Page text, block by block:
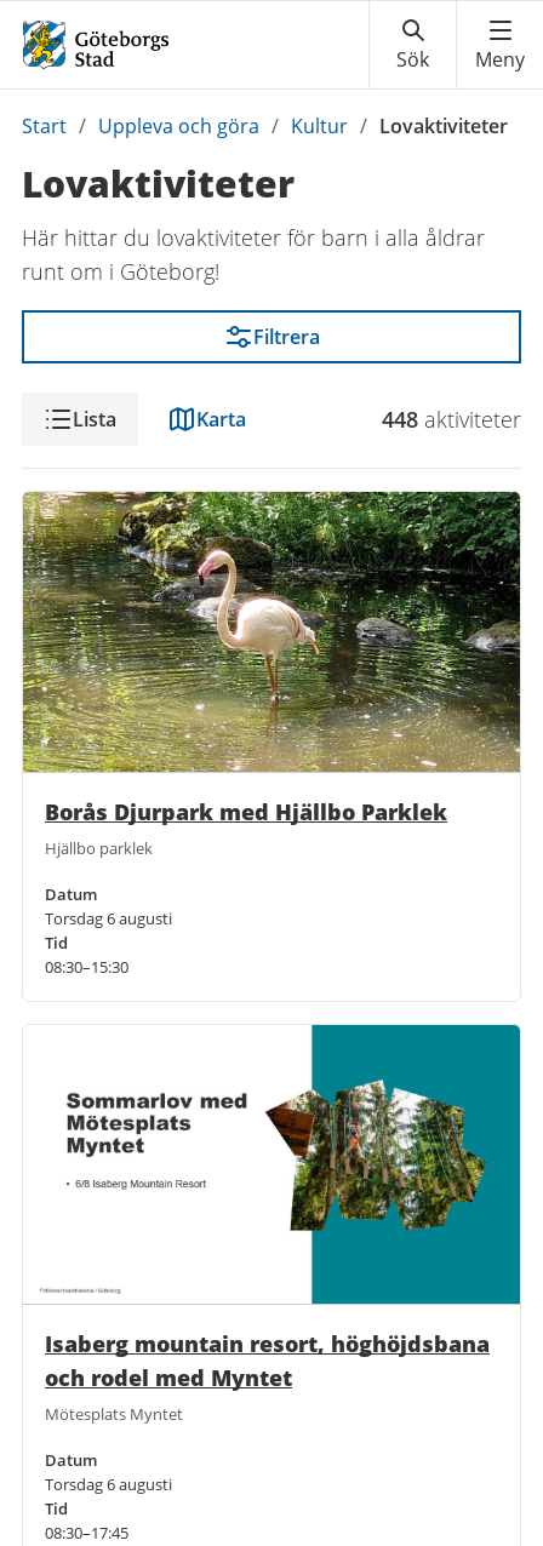
Du
här:
Start / Uppleva och göra / Kultur / Lovaktiviteter
Lovaktiviteter
Här hittar du lovaktiviteter för barn i alla åldrar
runt om i Göteborg!
Filtrera
VisningLista Karta 448 aktiviteter
Borås Djurpark med Hjällbo Parklek
Hjällbo parklek
Datum
Torsdag 6 augusti
Tid
08:30–15:30
Isaberg mountain resort, höghöjdsbana
och rodel med Myntet
Mötesplats Myntet
Datum
Torsdag 6 augusti
Tid
08:30–17:45